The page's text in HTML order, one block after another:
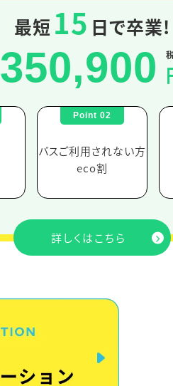
最短 15 日で卒業!
350,900
バスご利用されない方
eco割
詳しくはこちら